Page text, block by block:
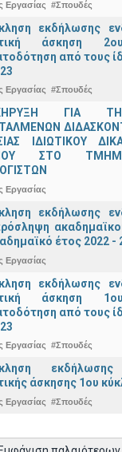
Εργασίας #Σπουδές
εκδήλωσης
άσκηση
από τους
Εργασίας #Σπουδές
ΓΙΑ
ΙΔΙΩΤΙΚΟΥ
ΣΤΟ
Εργασίας
εκδήλωσης
έτος 2022 -
Εργασίας
εκδήλωσης
άσκηση
από τους
Εργασίας #Σπουδές
εκδήλωσης
άσκησης 1ου
Εργασίας #Σπουδές